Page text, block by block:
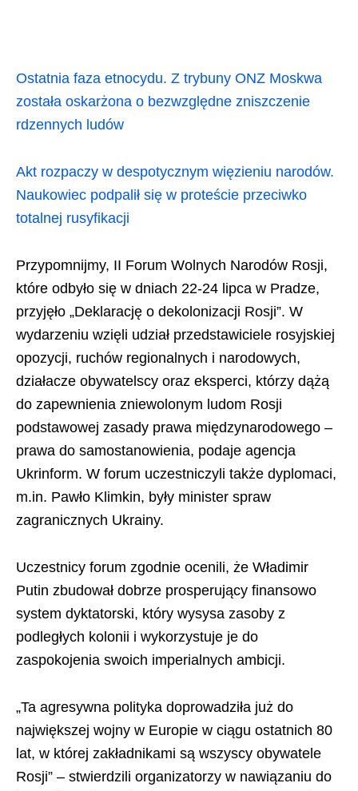
Ostatnia faza etnocydu. Z trybuny ONZ Moskwa
została oskarżona o bezwzględne zniszczenie
rdzennych ludów
Akt rozpaczy w despotycznym więzieniu narodów.
Naukowiec podpalił się w proteście przeciwko
totalnej rusyfikacji
Przypomnijmy, II Forum Wolnych Narodów Rosji,
które odbyło się w dniach 22-24 lipca w Pradze,
przyjęło „Deklarację o dekolonizacji Rosji”. W
wydarzeniu wzięli udział przedstawiciele rosyjskiej
opozycji, ruchów regionalnych i narodowych,
działacze obywatelscy oraz eksperci, którzy dążą
do zapewnienia zniewolonym ludom Rosji
podstawowej zasady prawa międzynarodowego –
prawa do samostanowienia, podaje agencja
Ukrinform. W forum uczestniczyli także dyplomaci,
m.in. Pawło Klimkin, były minister spraw
zagranicznych Ukrainy.
Uczestnicy forum zgodnie ocenili, że Władimir
Putin zbudował dobrze prosperujący finansowo
system dyktatorski, który wysysa zasoby z
podległych kolonii i wykorzystuje je do
zaspokojenia swoich imperialnych ambicji.
„Ta agresywna polityka doprowadziła już do
największej wojny w Europie w ciągu ostatnich 80
lat, w której zakładnikami są wszyscy obywatele
Rosji” – stwierdzili organizatorzy w nawiązaniu do